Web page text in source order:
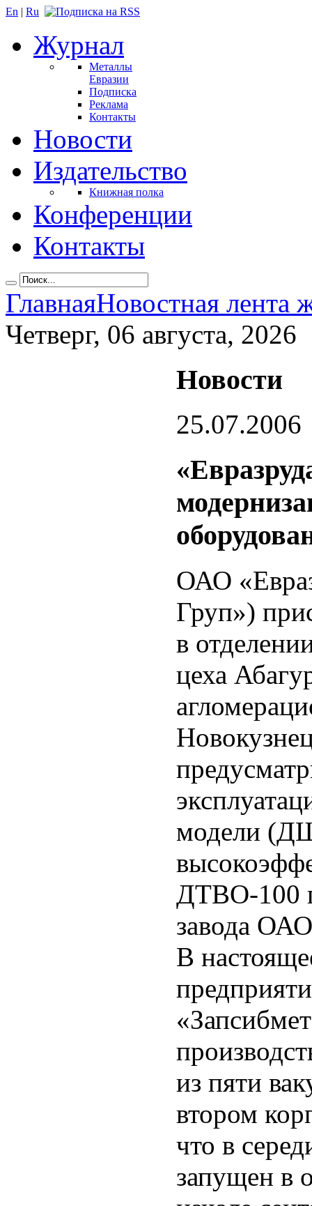
En | Ru
Журнал
Металлы
Евразии
Подписка
Реклама
Контакты
Новости
Издательство
Книжная полка
Конференции
Контакты
ГлавнаяНовостная лента
Четверг, 06 августа, 2026
Новости
25.07.2006
ОАО
Груп»)
в
цеха
модели
ДТВО-100
завода
В
из пяти
втором
что в
запущен в